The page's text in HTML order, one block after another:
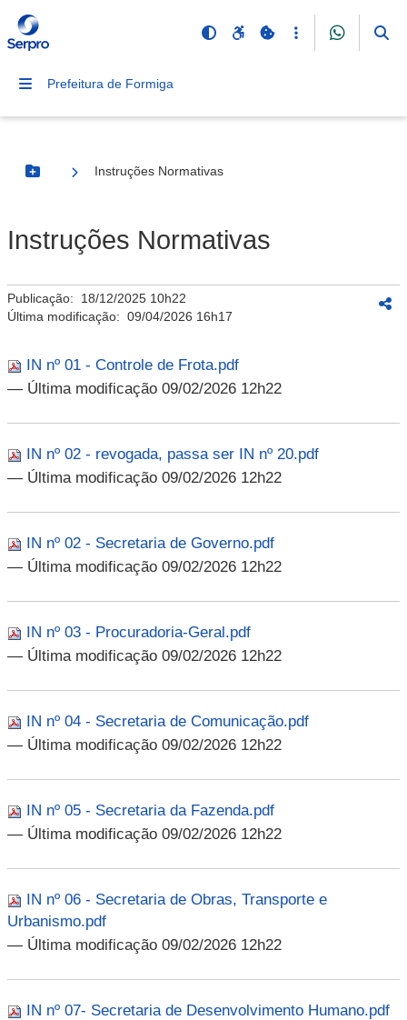
Prefeitura de Formiga
Botão Menu
Instruções Normativas
Instruções Normativas
Publicação: 18/12/2025 10h22
Última modificação: 09/04/2026 16h17
IN nº 01 - Controle de Frota.pdf
— Última modificação 09/02/2026 12h22
IN nº 02 - revogada, passa ser IN nº 20.pdf
— Última modificação 09/02/2026 12h22
IN nº 02 - Secretaria de Governo.pdf
— Última modificação 09/02/2026 12h22
IN nº 03 - Procuradoria-Geral.pdf
— Última modificação 09/02/2026 12h22
IN nº 04 - Secretaria de Comunicação.pdf
— Última modificação 09/02/2026 12h22
IN nº 05 - Secretaria da Fazenda.pdf
— Última modificação 09/02/2026 12h22
IN nº 06 - Secretaria de Obras, Transporte e
Urbanismo.pdf
— Última modificação 09/02/2026 12h22
IN nº 07- Secretaria de Desenvolvimento Humano.pdf